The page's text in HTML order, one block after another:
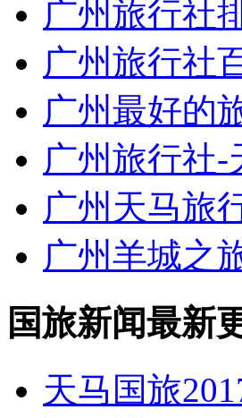
广州旅行社
广州旅行社
广州最好的
广州旅行社-
广州天马旅
广州羊城之
国旅新闻最新
天马国旅